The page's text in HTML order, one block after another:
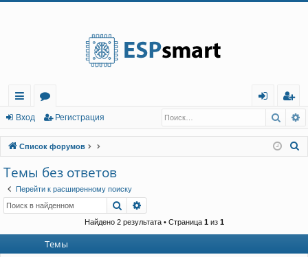
с
ы
лк
и
о
ру
м
ы
д
г
ис
тр
Вход Регистрация
Список форумов
Темы без ответов
Перейти к расширенному поиску
Поиск
Найдено 2 результата • Страница 1из 1
Темы